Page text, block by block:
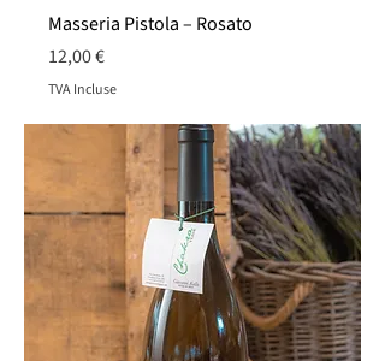
Masseria Pistola – Rosato
Prix
12,00 €
TVA Incluse